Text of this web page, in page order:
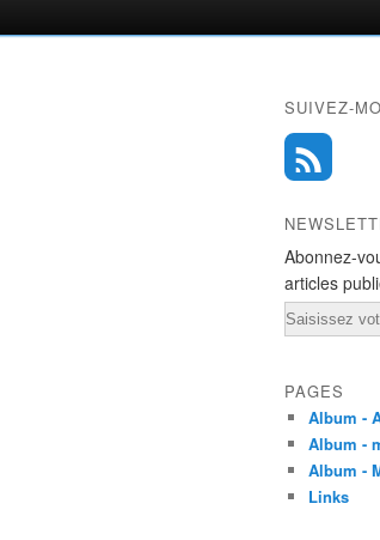
SUIVEZ-
Abonnez-
articles
Email
PAGES
Album -
Album -
Album -
Links